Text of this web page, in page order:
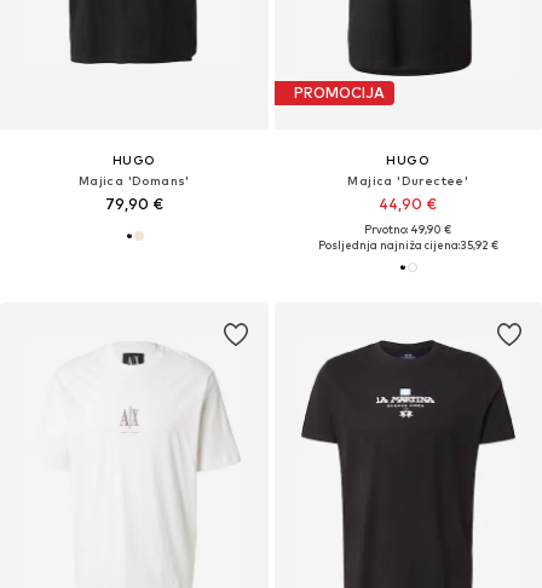
HUGO
Majica 'Domans'
79,90 €
PROMOCIJA
HUGO
Majica 'Durectee'
44,90 €
Prvotno: 49,90 €
Posljednja najniža cijena:35,92 €